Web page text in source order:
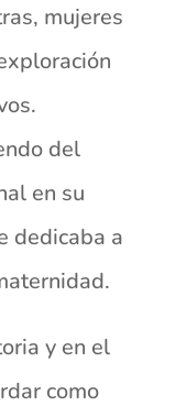
mujeres
del
en su
dedicaba a
y en el
como